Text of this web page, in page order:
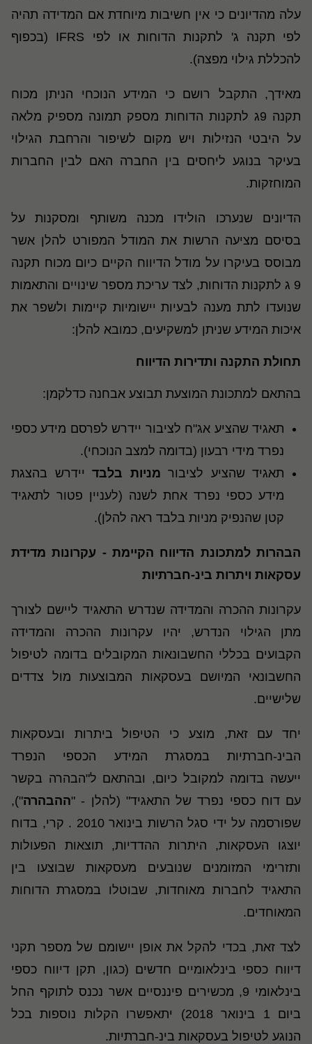
עלה מהדיונים כי אין חשיבות מיוחדת אם המדידה תהיה
לפי תקנה ג' לתקנות הדוחות או לפי IFRS (בכפוף
להכללת גילוי מפצה).
מאידך, התקבל רושם כי המידע הנוכחי הניתן מכוח
תקנה 9ג לתקנות הדוחות מספק תמונה מספיק מלאה
על היבטי הנזילות ויש מקום לשיפור והרחבת הגילוי
בעיקר בנוגע ליחסים בין החברה האם לבין החברות
המוחזקות.
הדיונים שנערכו הולידו מכנה משותף ומסקנות על
בסיסם מציעה הרשות את המודל המפורט להלן אשר
מבוסס בעיקרו על מודל הדיווח הקיים כיום מכוח תקנה
9 ג לתקנות הדוחות, לצד עריכת מספר שינויים והתאמות
שנועדו לתת מענה לבעיות יישומיות קיימות ולשפר את
איכות המידע שניתן למשקיעים, כמובא להלן:
תחולת התקנה ותדירות הדיווח
בהתאם למתכונת המוצעת תבוצע אבחנה כדלקמן:
תאגיד שהציע אג"ח לציבור יידרש לפרסם מידע כספי
נפרד מידי רבעון (בדומה למצב הנוכחי).
תאגיד שהציע לציבור מניות בלבד יידרש בהצגת
מידע כספי נפרד אחת לשנה (לעניין פטור לתאגיד
קטן שהנפיק מניות בלבד ראה להלן).
​הבהרות למתכונת הדיווח הקיימת - עקרונות מדידת
עסקאות ויתרות בינ-חברתיות
עקרונות ההכרה והמדידה שנדרש התאגיד ליישם לצורך
מתן הגילוי הנדרש, יהיו עקרונות ההכרה והמדידה
הקבועים בכללי החשבונאות המקובלים בדומה לטיפול
החשבונאי המיושם בעסקאות המבוצעות מול צדדים
שלישיים.
יחד עם זאת, מוצע כי הטיפול ביתרות ובעסקאות
הבינ-חברתיות במסגרת המידע הכספי הנפרד
ייעשה בדומה למקובל כיום, ובהתאם ל"הבהרה בקשר
עם דוח כספי נפרד של התאגיד" (להלן - "ההבהרה"),
שפורסמה על ידי סגל הרשות בינואר 2010 . קרי, בדוח
יוצגו העסקאות, היתרות ההדדיות, תוצאות הפעולות
ותזרימי המזומנים שנובעים מעסקאות שבוצעו בין
התאגיד לחברות מאוחדות, שבוטלו במסגרת הדוחות
המאוחדים.
לצד זאת, בכדי להקל את אופן יישומם של מספר תקני
דיווח כספי בינלאומיים חדשים (כגון, תקן דיווח כספי
בינלאומי 9, מכשירים פיננסיים אשר נכנס לתוקף החל
ביום 1 בינואר 2018) יתאפשרו הקלות נוספות בכל
הנוגע לטיפול בעסקאות בינ-חברתיות.